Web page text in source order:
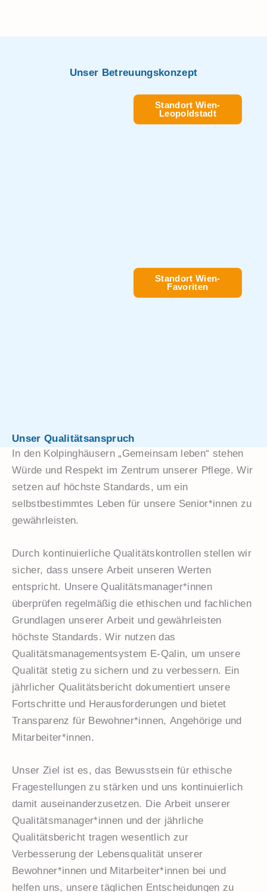
Unser Betreuungskonzept
Standort Wien-
Leopoldstadt
Standort Wien-
Favoriten
Unser Qualitätsanspruch
In den Kolpinghäusern „Gemeinsam leben“ stehen
Würde und Respekt im Zentrum unserer Pflege. Wir
setzen auf höchste Standards, um ein
selbstbestimmtes Leben für unsere Senior*innen zu
gewährleisten.
Durch kontinuierliche Qualitätskontrollen stellen wir
sicher, dass unsere Arbeit unseren Werten
entspricht. Unsere Qualitätsmanager*innen
überprüfen regelmäßig die ethischen und fachlichen
Grundlagen unserer Arbeit und gewährleisten
höchste Standards. Wir nutzen das
Qualitätsmanagementsystem E-Qalin, um unsere
Qualität stetig zu sichern und zu verbessern. Ein
jährlicher Qualitätsbericht dokumentiert unsere
Fortschritte und Herausforderungen und bietet
Transparenz für Bewohner*innen, Angehörige und
Mitarbeiter*innen.
Unser Ziel ist es, das Bewusstsein für ethische
Fragestellungen zu stärken und uns kontinuierlich
damit auseinanderzusetzen. Die Arbeit unserer
Qualitätsmanager*innen und der jährliche
Qualitätsbericht tragen wesentlich zur
Verbesserung der Lebensqualität unserer
Bewohner*innen und Mitarbeiter*innen bei und
helfen uns, unsere täglichen Entscheidungen zu